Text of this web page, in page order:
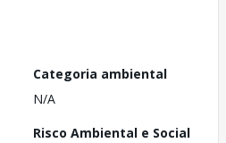
Categoria ambiental
N/A
Risco Ambiental e Social